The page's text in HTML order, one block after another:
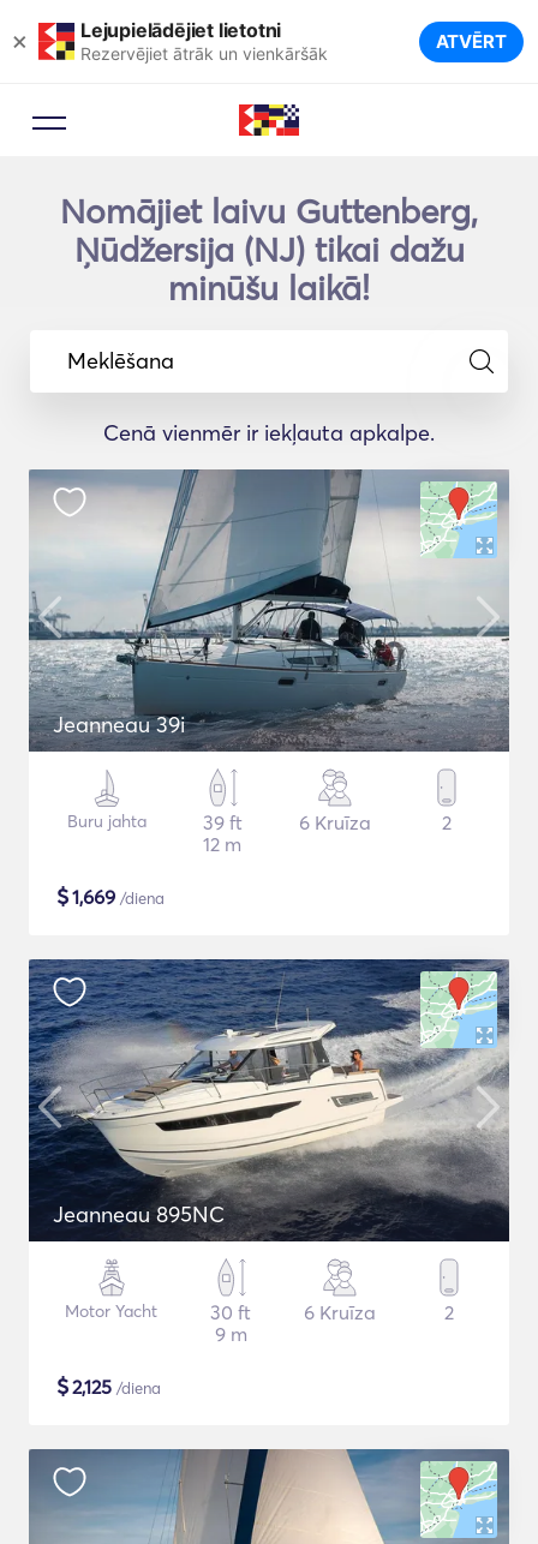
× Lejupielādējiet lietotni
Rezervējiet ātrāk un vienkāršāk ATVĒRT
Nomājiet laivu Guttenberg,
Ņūdžersija (NJ) tikai dažu
minūšu laikā!
Meklēšana
Cenā vienmēr ir iekļauta apkalpe.
Jeanneau 39i
Buru jahta
39 ft
12 m
6 Kruīza 2
$1,669 /diena
Jeanneau 895NC
Motor Yacht
30 ft
9 m
6 Kruīza 2
$2,125 /diena